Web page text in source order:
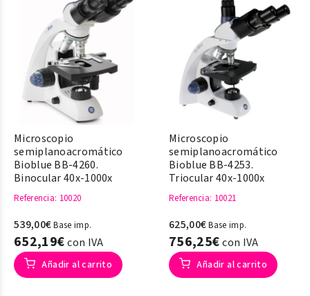
Microscopio
semiplanoacromático
Bioblue BB-4260.
Binocular 40x-1000x
Referencia: 10020
539,00€Base imp.
652,19€con IVA
Añadir al carrito
Microscopio
semiplanoacromático
Bioblue BB-4253.
Triocular 40x-1000x
Referencia: 10021
625,00€Base imp.
756,25€con IVA
Añadir al carrito